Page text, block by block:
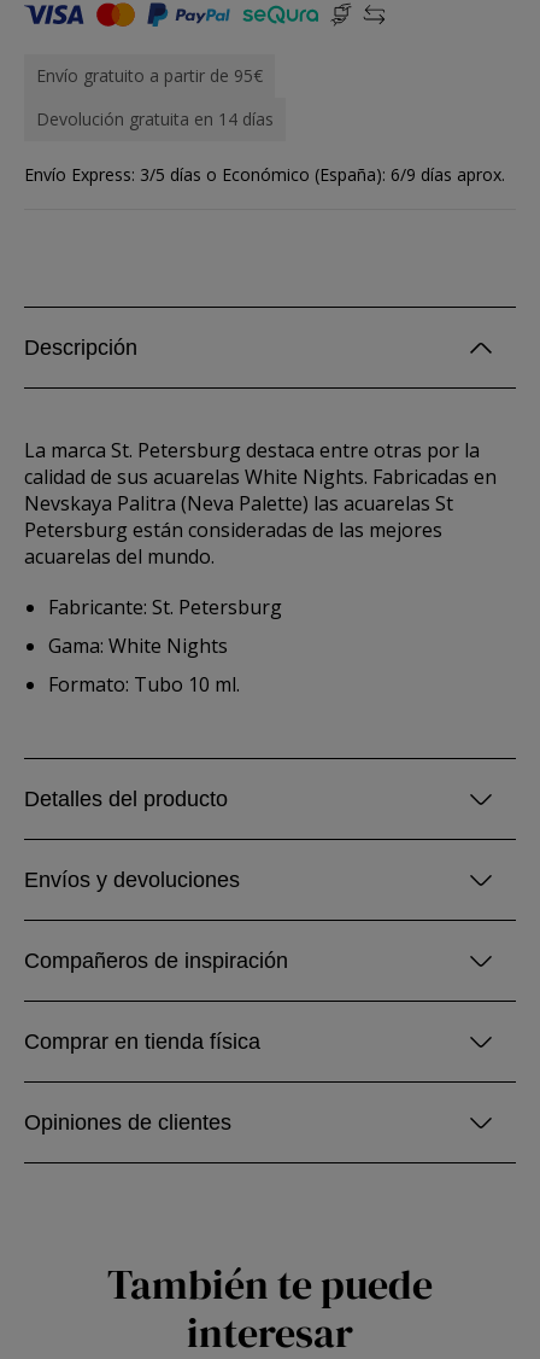
Envío gratuito a partir de 95€
Devolución gratuita en 14 días
Envío Express: 3/5 días o Económico (España): 6/9 días aprox.
Descripción
La marca St. Petersburg destaca entre otras por la
calidad de sus acuarelas White Nights. Fabricadas en
Nevskaya Palitra (Neva Palette) las acuarelas St
Petersburg están consideradas de las mejores
acuarelas del mundo.
Fabricante: St. Petersburg
Gama: White Nights
Formato: Tubo 10 ml.
Detalles del producto
Envíos y devoluciones
Compañeros de inspiración
Comprar en tienda física
Opiniones de clientes
También te puede
interesar